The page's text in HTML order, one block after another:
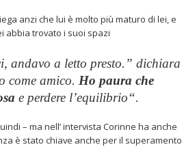
anzi che lui è molto più maturo di lei, e
abbia trovato i suoi spazi
andavo a letto presto.” dichiara
amico. Ho paura che
e perdere l’equilibrio“.
– ma nell’ intervista Corinne ha anche
è stato chiave anche per il superamento